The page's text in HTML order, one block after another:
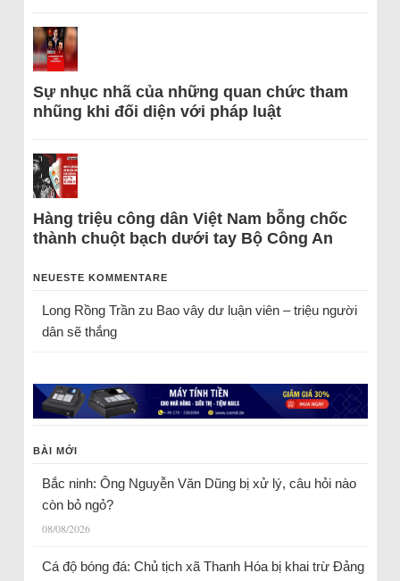
Sự nhục nhã của những quan chức tham
nhũng khi đối diện với pháp luật
Hàng triệu công dân Việt Nam bỗng chốc
thành chuột bạch dưới tay Bộ Công An
NEUESTE KOMMENTARE
Long Rồng Trầnzu Bao vây dư luận viên – triệu người
dân sẽ thắng
BÀI MỚI
Bắc ninh: Ông Nguyễn Văn Dũng bị xử lý, câu hỏi nào
còn bỏ ngỏ?
08/08/2026
Cá độ bóng đá: Chủ tịch xã Thanh Hóa bị khai trừ Đảng